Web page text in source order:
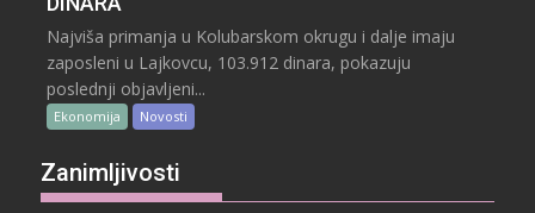
Najviša primanja u Kolubarskom okrugu i dalje imaju
zaposleni u Lajkovcu, 103.912 dinara, pokazuju
poslednji objavljeni...
Ekonomija Novosti
Zanimljivosti